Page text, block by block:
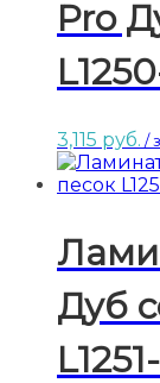
Pro
3,115 руб. /
Дуб